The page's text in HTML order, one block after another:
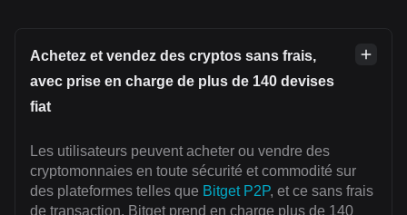
Achetez et vendez des cryptos sans frais,
avec prise en charge de plus de 140 devises
fiat
Les utilisateurs peuvent acheter ou vendre des
cryptomonnaies en toute sécurité et commodité sur
des plateformes telles que Bitget P2P, et ce sans frais
de transaction. Bitget prend en charge plus de 140